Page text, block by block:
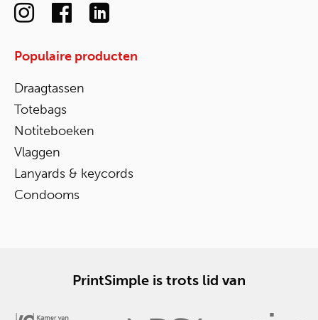
Populaire producten
Draagtassen
Totebags
Notiteboeken
Vlaggen
Lanyards & keycords
Condooms
PrintSimple is trots lid van